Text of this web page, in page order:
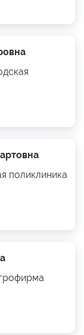
поликлиника